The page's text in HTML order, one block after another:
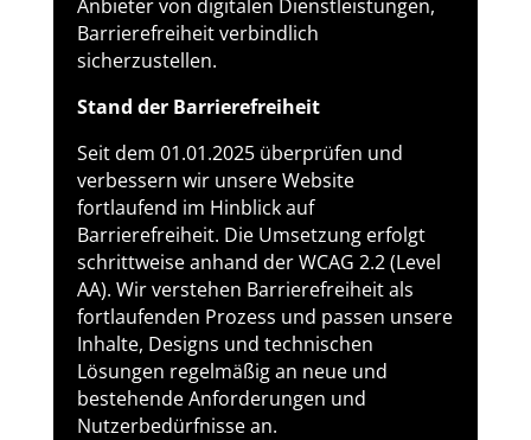
Anbieter von digitalen Dienstleistungen,
Barrierefreiheit verbindlich
sicherzustellen.
Stand der Barrierefreiheit
Seit dem 01.01.2025 überprüfen und
verbessern wir unsere Website
fortlaufend im Hinblick auf
Barrierefreiheit. Die Umsetzung erfolgt
schrittweise anhand der WCAG 2.2 (Level
AA). Wir verstehen Barrierefreiheit als
fortlaufenden Prozess und passen unsere
Inhalte, Designs und technischen
Lösungen regelmäßig an neue und
bestehende Anforderungen und
Nutzerbedürfnisse an.